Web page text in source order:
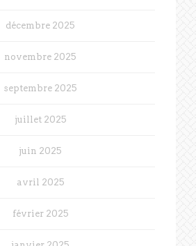
décembre 2025
novembre 2025
septembre 2025
juillet 2025
juin 2025
avril 2025
février 2025